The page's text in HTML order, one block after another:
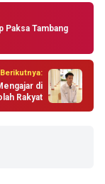
Paksa Tambang
di
Rakyat